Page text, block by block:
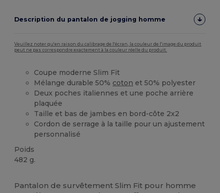
Description du pantalon de jogging homme
Veuillez noter qu'en raison du calibrage de l'écran, la couleur de l'image du produit
peut ne pas correspondre exactement à la couleur réelle du produit.
Coupe moderne Slim Fit
Mélange durable 50% coton et 50% polyester
Deux poches italiennes et une poche arrière
plaquée
Taille et bas de jambes en bord-côte 2x2
Cordon de serrage à la taille pour un ajustement
personnalisé
Poids
482 g.
Pantalon de survêtement Slim Fit pour homme